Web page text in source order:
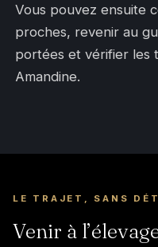
Vous pouvez ensuite
proches, revenir au
portées et vérifier les
Amandine.
LE TRAJET, SANS
Venir à